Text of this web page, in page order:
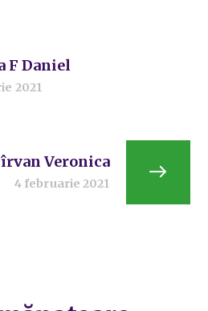
F Daniel
2021
Veronica
4 februarie 2021